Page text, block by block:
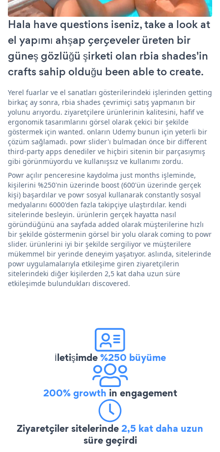
Hala have questions iseniz, take a look at
el yapımı ahşap çerçeveler üreten bir
güneş gözlüğü şirketi olan rbia shades'in
crafts sahip olduğu been able to create.
Yerel fuarlar ve el sanatları gösterilerindeki işlerinden getting
birkaç ay sonra, rbia shades çevrimiçi satış yapmanın bir
yolunu arıyordu. ziyaretçilere ürünlerinin kalitesini, hafif ve
ergonomik tasarımlarını görsel olarak çekici bir şekilde
göstermek için wanted. onların Udemy bunun için yeterli bir
çözüm sağlamadı. powr slider'ı bulmadan önce bir different
third-party apps denediler ve hiçbiri sitenin bir parçasıymış
gibi görünmüyordu ve kullanışsız ve kullanımı zordu.
Powr açılır penceresine kaydolma just months işleminde,
kişilerini %250'nin üzerinde boost (600'ün üzerinde gerçek
kişi) başardılar ve powr sosyal kullanarak constantly sosyal
medyalarını 6000'den fazla takipçiye ulaştırdılar. kendi
sitelerinde besleyin. ürünlerin gerçek hayatta nasıl
göründüğünü ana sayfada added olarak müşterilerine hızlı
bir şekilde göstermenin görsel bir yolu olarak coming to powr
slider. ürünlerini iyi bir şekilde sergiliyor ve müşterilere
mükemmel bir yerinde deneyim yaşatıyor. aslında, sitelerinde
powr uygulamalarıyla etkileşime giren ziyaretçilerin
sitelerindeki diğer kişilerden 2,5 kat daha uzun süre
etkileşimde bulundukları discovered.
İletişimde%250 büyüme
200% growth in engagement
Ziyaretçiler sitelerinde2,5 kat daha uzun
süre geçirdi